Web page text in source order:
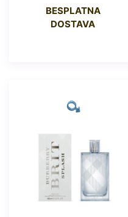
BESPLATNA
DOSTAVA